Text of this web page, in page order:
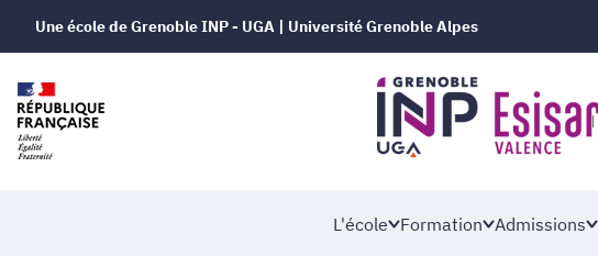
Une école de Grenoble INP - UGA | Université Grenoble Alpes
L'école Formation Admissions